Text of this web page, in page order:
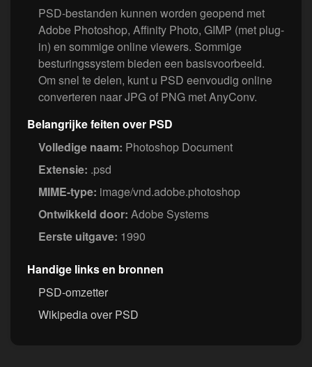
PSD-bestanden kunnen worden geopend met
Adobe Photoshop, Affinity Photo, GIMP (met plug-
in) en sommige online viewers. Sommige
besturingssystem bieden een basisvoorbeeld.
Om snel te delen, kunt u PSD eenvoudig online
converteren naar JPG of PNG met AnyConv.
Belangrijke feiten over PSD
Volledige naam: Photoshop Document
Extensie: .psd
MIME-type: image/vnd.adobe.photoshop
Ontwikkeld door: Adobe Systems
Eerste uitgave: 1990
Handige links en bronnen
PSD-omzetter
Wikipedia over PSD